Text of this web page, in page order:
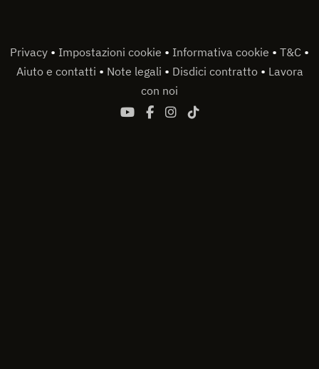
Privacy • Impostazioni cookie • Informativa cookie • T&C •
Aiuto e contatti • Note legali • Disdici contratto • Lavora
con noi